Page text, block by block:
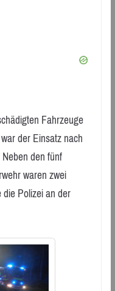
Fahrzeuge
der Einsatz nach
den fünf
waren zwei
Polizei an der